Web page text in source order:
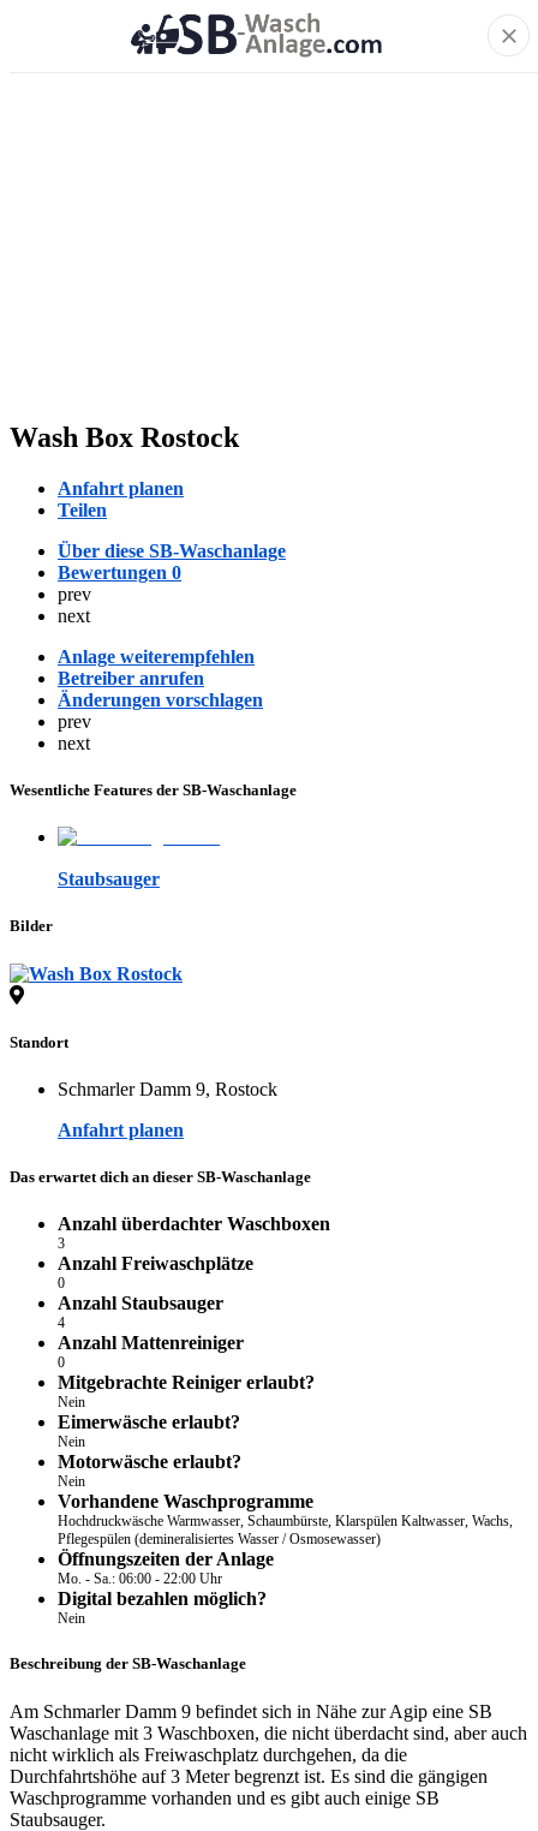
Wash Box Rostock
Anfahrt planen
Teilen
Über diese SB-Waschanlage
Bewertungen 0
prev
next
Anlage weiterempfehlen
Betreiber anrufen
Änderungen vorschlagen
prev
next
Wesentliche Features der SB-Waschanlage
Staubsauger
Bilder
Standort
Schmarler Damm 9, Rostock
Anfahrt planen
Das erwartet dich an dieser SB-Waschanlage
Anzahl überdachter Waschboxen
3
Anzahl Freiwaschplätze
0
Anzahl Staubsauger
4
Anzahl Mattenreiniger
0
Mitgebrachte Reiniger erlaubt?
Nein
Eimerwäsche erlaubt?
Nein
Motorwäsche erlaubt?
Nein
Vorhandene Waschprogramme
Hochdruckwäsche Warmwasser, Schaumbürste, Klarspülen Kaltwasser, Wachs,
Pflegespülen (demineralisiertes Wasser / Osmosewasser)
Öffnungszeiten der Anlage
Mo. - Sa.: 06:00 - 22:00 Uhr
Digital bezahlen möglich?
Nein
Beschreibung der SB-Waschanlage
Am Schmarler Damm 9 befindet sich in Nähe zur Agip eine SB
Waschanlage mit 3 Waschboxen, die nicht überdacht sind, aber auch
nicht wirklich als Freiwaschplatz durchgehen, da die
Durchfahrtshöhe auf 3 Meter begrenzt ist. Es sind die gängigen
Waschprogramme vorhanden und es gibt auch einige SB
Staubsauger.